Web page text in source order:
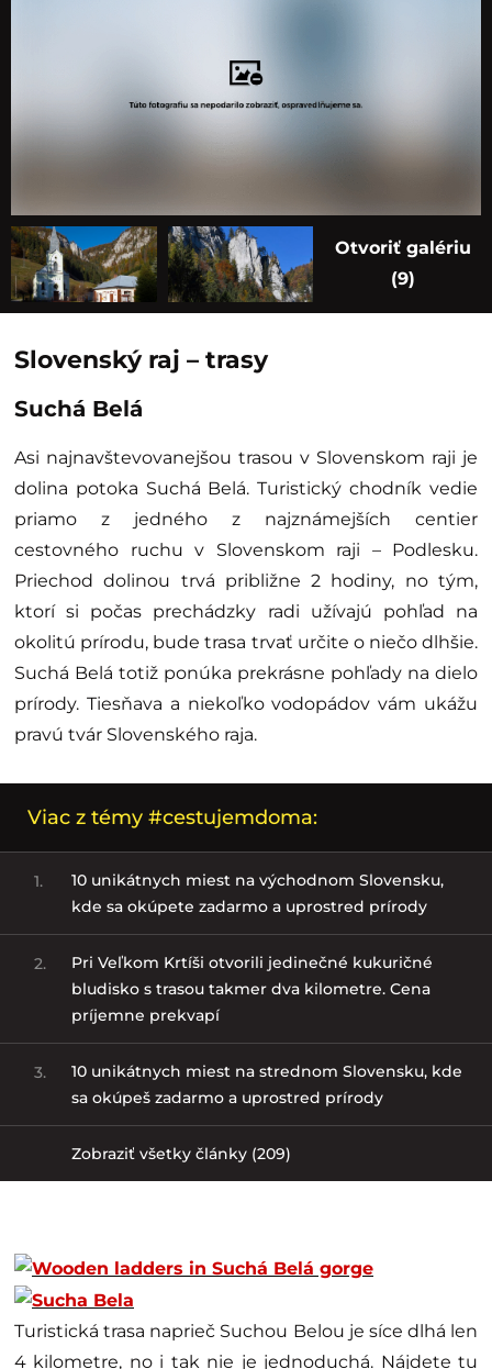
Otvoriť galériu
(9)
Slovenský raj – trasy
Suchá Belá
Asi najnavštevovanejšou trasou v Slovenskom raji je
dolina potoka Suchá Belá. Turistický chodník vedie
priamo z jedného z najznámejších centier
cestovného ruchu v Slovenskom raji – Podlesku.
Priechod dolinou trvá približne 2 hodiny, no tým,
ktorí si počas prechádzky radi užívajú pohľad na
okolitú prírodu, bude trasa trvať určite o niečo dlhšie.
Suchá Belá totiž ponúka prekrásne pohľady na dielo
prírody. Tiesňava a niekoľko vodopádov vám ukážu
pravú tvár Slovenského raja.
Viac z témy #cestujemdoma:
1.
10 unikátnych miest na východnom Slovensku,
kde sa okúpete zadarmo a uprostred prírody
2.
Pri Veľkom Krtíši otvorili jedinečné kukuričné
bludisko s trasou takmer dva kilometre. Cena
príjemne prekvapí
3.
10 unikátnych miest na strednom Slovensku, kde
sa okúpeš zadarmo a uprostred prírody
Zobraziť všetky články (209)
Turistická trasa naprieč Suchou Belou je síce dlhá len
4 kilometre, no i tak nie je jednoduchá. Nájdete tu